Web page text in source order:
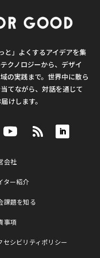
と」よくするアイデアを集
クノロジーから、デザイ
の実践まで。世界中に散ら
てながら、対話を通じて
けします。
会社
ター紹介
課題を知る
事項
セシビリティポリシー